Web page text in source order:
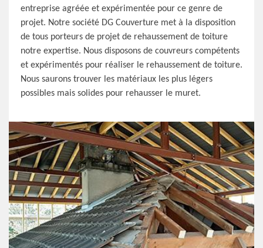
entreprise agréée et expérimentée pour ce genre de
projet. Notre société DG Couverture met à la disposition
de tous porteurs de projet de rehaussement de toiture
notre expertise. Nous disposons de couvreurs compétents
et expérimentés pour réaliser le rehaussement de toiture.
Nous saurons trouver les matériaux les plus légers
possibles mais solides pour rehausser le muret.